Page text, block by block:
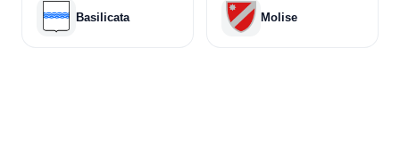
Basilicata Molise